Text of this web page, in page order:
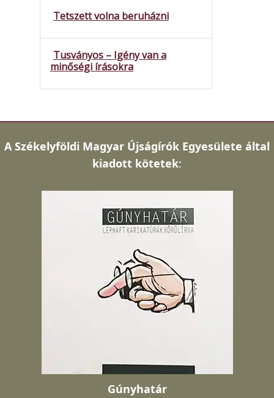
Tetszett volna beruházni
Tusványos – Igény van a
minőségi írásokra
A Székelyföldi Magyar Újságírók Egyesülete által
kiadott kötetek:
Gúnyhatár